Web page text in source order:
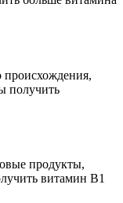
получить
продукты,
витамин B1